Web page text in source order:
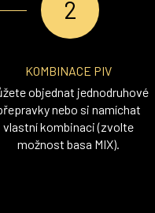
KOMBINACE PIV
objednat jednodruhové
nebo si namíchat
vlastní kombinaci (zvolte
možnost basa MIX).